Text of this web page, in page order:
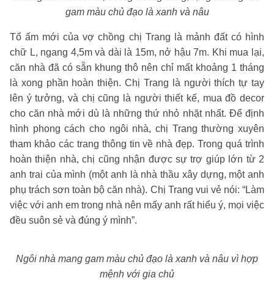
gam màu chủ đạo là xanh và nâu
Tổ ấm mới của vợ chồng chị Trang là mảnh đất có hình
chữ L, ngang 4,5m và dài là 15m, nở hậu 7m. Khi mua lại,
căn nhà đã có sẵn khung thô nên chỉ mất khoảng 1 tháng
là xong phần hoàn thiện. Chị Trang là người thích tự tay
lên ý tưởng, và chị cũng là người thiết kế, mua đồ decor
cho căn nhà mới dù là những thứ nhỏ nhặt nhất. Để định
hình phong cách cho ngôi nhà, chị Trang thường xuyên
tham khảo các trang thông tin về nhà đẹp. Trong quá trình
hoàn thiện nhà, chị cũng nhận được sự trợ giúp lớn từ 2
anh trai của mình (một anh là nhà thầu xây dựng, một anh
phụ trách sơn toàn bộ căn nhà). Chị Trang vui vẻ nói: “Làm
việc với anh em trong nhà nên mấy anh rất hiểu ý, mọi việc
đều suôn sẻ và đúng ý mình”.
Ngôi nhà mang gam màu chủ đạo là xanh và nâu vì hợp
mệnh với gia chủ